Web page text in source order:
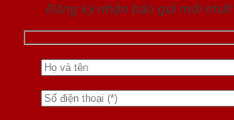
Đăng ký nhận báo giá mới